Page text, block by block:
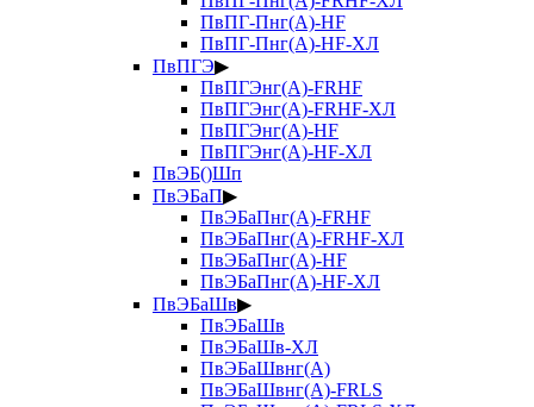
ПвПГ-Пнг(А)-HF
ПвПГ-Пнг(А)-HF-ХЛ
ПвПГЭ▶
ПвПГЭнг(А)-FRHF
ПвПГЭнг(А)-FRHF-ХЛ
ПвПГЭнг(А)-HF
ПвПГЭнг(А)-HF-ХЛ
ПвЭБ()Шп
ПвЭБаП▶
ПвЭБаПнг(А)-FRHF
ПвЭБаПнг(А)-FRHF-ХЛ
ПвЭБаПнг(А)-HF
ПвЭБаПнг(А)-HF-ХЛ
ПвЭБаШв▶
ПвЭБаШв
ПвЭБаШв-ХЛ
ПвЭБаШвнг(А)
ПвЭБаШвнг(А)-FRLS